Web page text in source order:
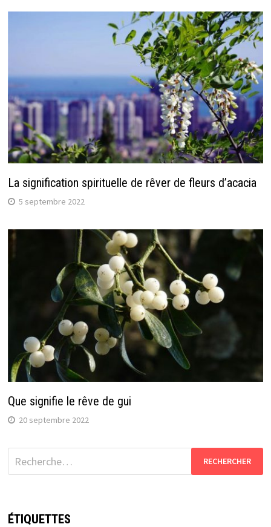
La signification spirituelle de rêver de fleurs d’acacia
5 septembre 2022
Que signifie le rêve de gui
20 septembre 2022
Rechercher :
ÉTIQUETTES